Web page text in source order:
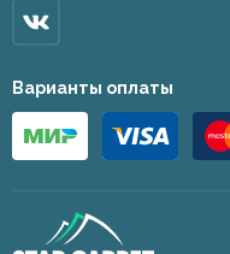
Варианты оплаты